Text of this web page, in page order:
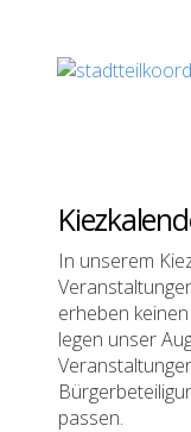
In unserem
erheben
legen unser
passen.